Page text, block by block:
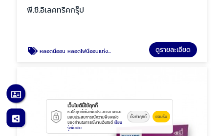
พี.ซี.อิเลคทริคกรุ๊ป
หลอดนีออน หลอดไฟนีออนแท่งยาว สั้น พัทยา ชลบุรี ดูรายละเอียด
เว็บไซต์นี้ใช้คุกกี้
เราใช้คุกกี้เพื่อเพิ่มประสิทธิภาพและ
มอบประสบการณ์ความพึงพอใจ
ของท่านในการใช้งานเว็บไซต์ เรียน
รู้เพิ่มเติม
ตั้งค่าคุกกี้ ยอมรับ